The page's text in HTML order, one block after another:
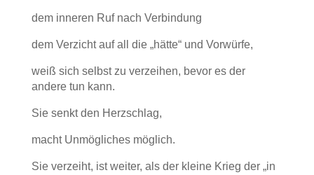
dem inneren Ruf nach Verbindung
dem Verzicht auf all die „hätte“ und Vorwürfe,
weiß sich selbst zu verzeihen, bevor es der
andere tun kann.
Sie senkt den Herzschlag,
macht Unmögliches möglich.
Sie verzeiht, ist weiter, als der kleine Krieg der „in